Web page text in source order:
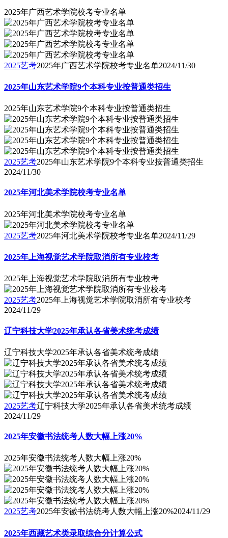
2025年广西艺术学院校考专业名单
2025艺考2025年广西艺术学院校考专业名单2024/11/30
2025年山东艺术学院9个本科专业按普通类招生
2025年山东艺术学院9个本科专业按普通类招生
2025艺考2025年山东艺术学院9个本科专业按普通类招生
2024/11/30
2025年河北美术学院校考专业名单
2025年河北美术学院校考专业名单
2025艺考2025年河北美术学院校考专业名单2024/11/29
2025年上海视觉艺术学院取消所有专业校考
2025年上海视觉艺术学院取消所有专业校考
2025艺考2025年上海视觉艺术学院取消所有专业校考
2024/11/29
辽宁科技大学2025年承认各省美术统考成绩
辽宁科技大学2025年承认各省美术统考成绩
2025艺考辽宁科技大学2025年承认各省美术统考成绩
2024/11/29
2025年安徽书法统考人数大幅上涨20%
2025年安徽书法统考人数大幅上涨20%
2025艺考2025年安徽书法统考人数大幅上涨20%2024/11/29
2025年西藏艺术类录取综合分计算公式